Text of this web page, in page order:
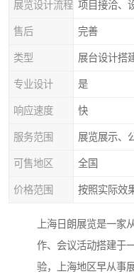
展览设计流程
售后 完善
类型 展台设计搭
专业设计 是
响应速度 快
服务范围 展览展示、
可售地区 全国
价格范围 按照实际效
上海日朗展览是一家
作、会议活动搭建于
验，上海地区早从事